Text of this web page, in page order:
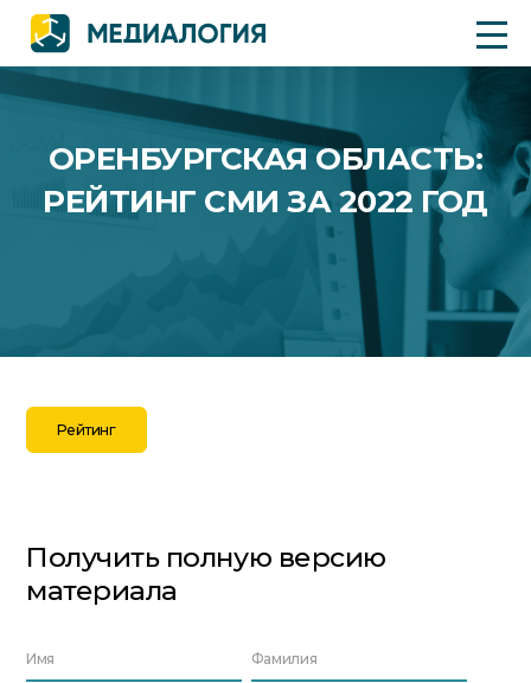
ОРЕНБУРГСКАЯ ОБЛАСТЬ:
РЕЙТИНГ СМИ ЗА 2022 ГОД
Рейтинг
Получить полную версию
материала